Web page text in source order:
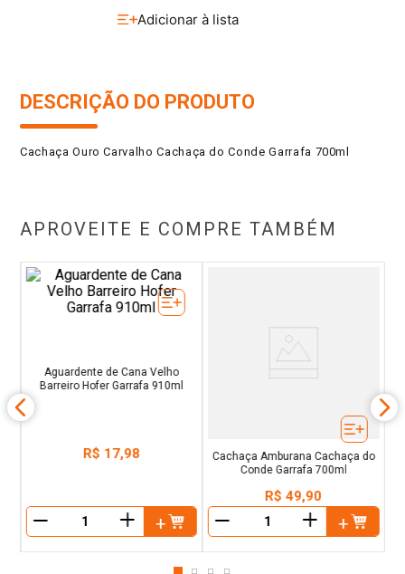
DESCRIÇÃO DO PRODUTO
Cachaça Ouro Carvalho Cachaça do Conde Garrafa 700ml
APROVEITE E COMPRE TAMBÉM
Aguardente de Cana Velho
＋
Cachaça Amburana Cachaça do
Conde Garrafa 700ml
R$ 49,90
＋